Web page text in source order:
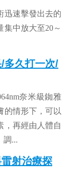
迅速擊發出去的
中放大至20～
多久打一次/
奈米級銣雅
的情形下，可以
，再經由人體自
調...
射治療探